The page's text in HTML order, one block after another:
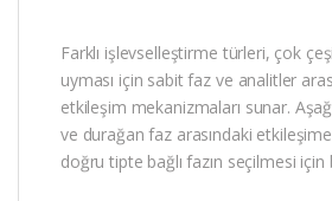
Farklı işlevselleştirme türleri, çok
uyması için sabit faz ve analitler
etkileşim mekanizmaları sunar.
ve durağan faz arasındaki
doğru tipte bağlı fazın seçilmesi için